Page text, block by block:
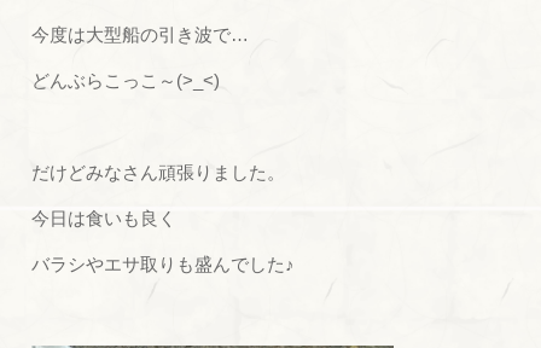
今度は大型船の引き波で…
どんぶらこっこ～(>_<)
だけどみなさん頑張りました。
今日は食いも良く
バラシやエサ取りも盛んでした♪